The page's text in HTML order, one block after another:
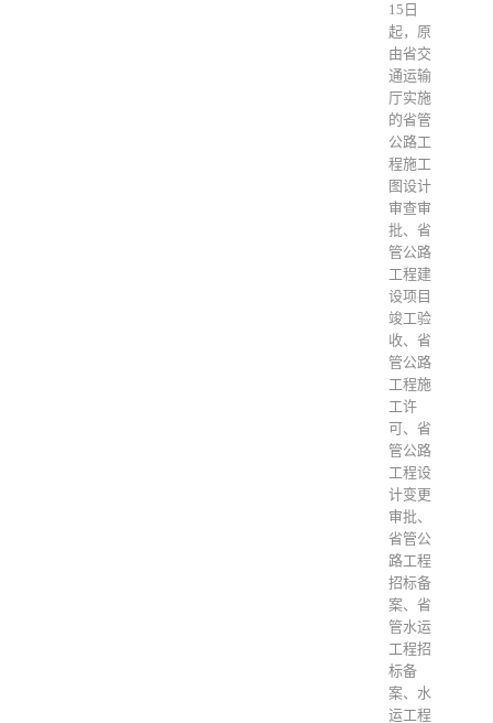
15日
起，原
由省交
通运输
厅实施
的省管
公路工
程施工
图设计
审查审
批、省
管公路
工程建
设项目
竣工验
收、省
管公路
工程施
工许
可、省
管公路
工程设
计变更
审批、
省管公
路工程
招标备
案、省
管水运
工程招
标备
案、水
运工程